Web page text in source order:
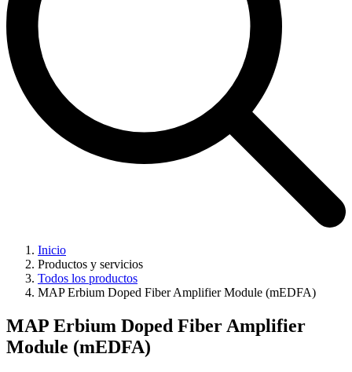
Inicio
Productos y servicios
Todos los productos
MAP Erbium Doped Fiber Amplifier Module (mEDFA)
MAP Erbium Doped Fiber Amplifier
Module (mEDFA)